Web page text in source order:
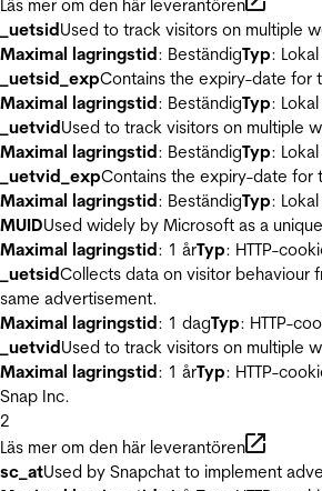
Läs mer om den här leverantören
_uetsidUsed to track visitors on multiple
Maximal lagringstid: BeständigTyp:
_uetsid_expContains the expiry-date for
Maximal lagringstid: BeständigTyp:
_uetvidUsed to track visitors on multiple
Maximal lagringstid: BeständigTyp:
_uetvid_expContains the expiry-date for
Maximal lagringstid: BeständigTyp:
MUIDUsed widely by Microsoft as a
Maximal lagringstid: 1 årTyp: HTTP-
_uetsidCollects data on visitor behaviour
same advertisement.
Maximal lagringstid: 1 dagTyp: HTTP-
_uetvidUsed to track visitors on multiple
Maximal lagringstid: 1 årTyp: HTTP-
Snap Inc.
2
Läs mer om den här leverantören
sc_atUsed by Snapchat to implement